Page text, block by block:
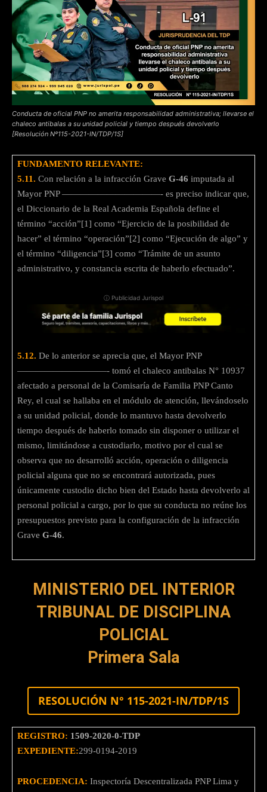
Conducta de oficial PNP no amerita responsabilidad administrativa; llevarse el
chaleco antibalas a su unidad policial y tiempo después devolverlo
[Resolución Nº115-2021-IN/TDP/1S]
FUNDAMENTO RELEVANTE:
5.11. Con relación a la infracción Grave G-46 imputada al
Mayor PNP ———————————- es preciso indicar que,
el Diccionario de la Real Academia Española define el
término “acción”[1] como “Ejercicio de la posibilidad de
hacer” el término “operación”[2] como “Ejecución de algo” y
el término “diligencia”[3] como “Trámite de un asunto
administrativo, y constancia escrita de haberlo efectuado”.
ⓘ Publicidad Jurispol
5.12. De lo anterior se aprecia que, el Mayor PNP
——————————- tomó el chaleco antibalas N° 10937
afectado a personal de la Comisaría de Familia PNP Canto
Rey, el cual se hallaba en el módulo de atención, llevándoselo
a su unidad policial, donde lo mantuvo hasta devolverlo
tiempo después de haberlo tomado sin disponer o utilizar el
mismo, limitándose a custodiarlo, motivo por el cual se
observa que no desarrolló acción, operación o diligencia
policial alguna que no se encontrará autorizada, pues
únicamente custodio dicho bien del Estado hasta devolverlo al
personal policial a cargo, por lo que su conducta no reúne los
presupuestos previsto para la configuración de la infracción
Grave G-46.
MINISTERIO DEL INTERIOR
TRIBUNAL DE DISCIPLINA
POLICIAL
Primera Sala
RESOLUCIÓN N° 115-2021-IN/TDP/1S
REGISTRO: 1509-2020-0-TDP
EXPEDIENTE:299-0194-2019
PROCEDENCIA: Inspectoría Descentralizada PNP Lima y